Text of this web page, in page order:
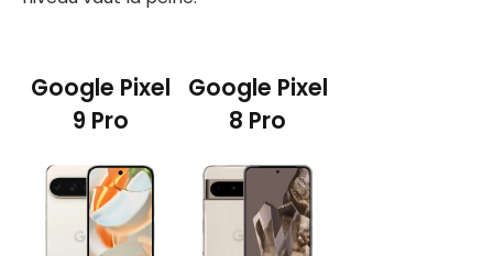
Google Pixel
9 Pro
Google Pixel
8 Pro